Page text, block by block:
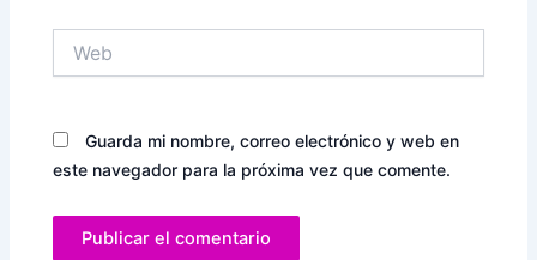
Guarda mi nombre, correo electrónico y web en
este navegador para la próxima vez que comente.